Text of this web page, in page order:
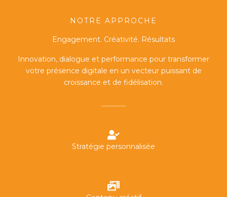
NOTRE APPROCHE
Engagement. Créativité. Résultats
Innovation, dialogue et performance pour transformer
votre présence digitale en un vecteur puissant de
croissance et de fidélisation.
Stratégie personnalisée